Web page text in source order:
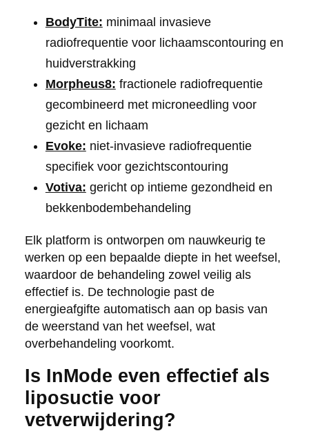
BodyTite: minimaal invasieve
radiofrequentie voor lichaamscontouring en
huidverstrakking
Morpheus8: fractionele radiofrequentie
gecombineerd met microneedling voor
gezicht en lichaam
Evoke: niet-invasieve radiofrequentie
specifiek voor gezichtscontouring
Votiva: gericht op intieme gezondheid en
bekkenbodembehandeling
Elk platform is ontworpen om nauwkeurig te
werken op een bepaalde diepte in het weefsel,
waardoor de behandeling zowel veilig als
effectief is. De technologie past de
energieafgifte automatisch aan op basis van
de weerstand van het weefsel, wat
overbehandeling voorkomt.
Is InMode even effectief als
liposuctie voor
vetverwijdering?